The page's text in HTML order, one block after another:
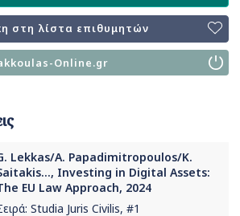
στη λίστα επιθυμητών
Online.gr
Lekkas/A. Papadimitropoulos/K.
Investing in Digital Assets:
EU Law Approach, 2024
Studia Juris Civilis, #1